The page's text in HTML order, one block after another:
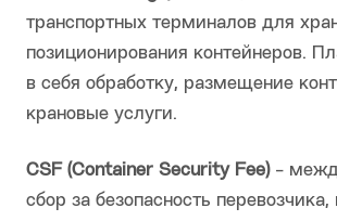
транспортных терминалов для
позиционирования контейнеров.
в себя обработку, размещение
крановые услуги.
CSF (Container Security Fee)-
сбор за безопасность перевозчика,